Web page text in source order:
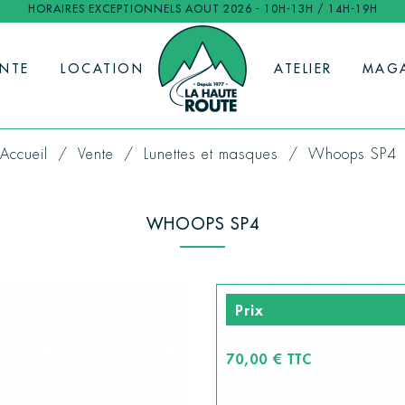
HORAIRES EXCEPTIONNELS AOUT 2026 - 10H-13H / 14H-19H
LOCATION ATELIER
Accueil Vente Lunettes et masques Whoops SP4
WHOOPS SP4
Prix
70,00 € TTC